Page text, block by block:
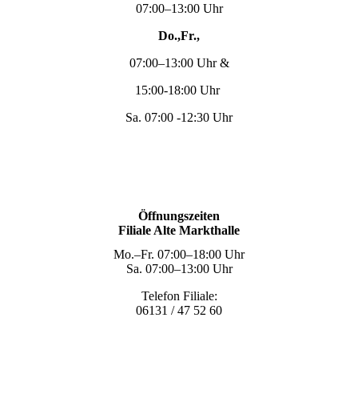
07:00–13:00 Uhr
Do.,Fr.,
07:00–13:00 Uhr &
15:00-18:00 Uhr
Sa. 07:00 -12:30 Uhr
Öffnungszeiten
Filiale Alte Markthalle
Mo.–Fr. 07:00–18:00 Uhr
Sa. 07:00–13:00 Uhr
Telefon Filiale:
06131 / 47 52 60